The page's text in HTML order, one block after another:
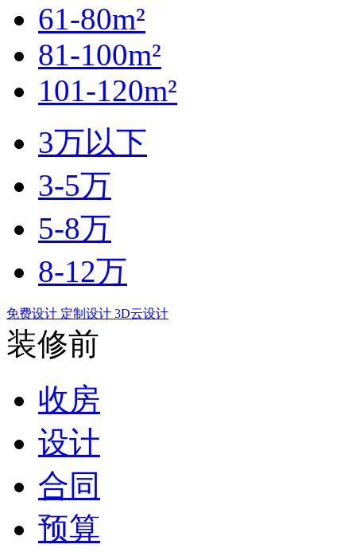
61-80m²
81-100m²
101-120m²
3万以下
3-5万
5-8万
8-12万
免费设计 定制设计 3D云设计
装修前
收房
设计
合同
预算